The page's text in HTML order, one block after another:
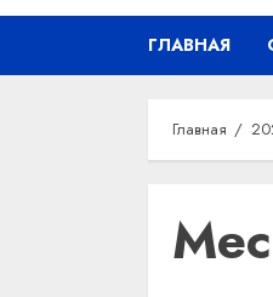
ГЛАВНАЯ
Главная